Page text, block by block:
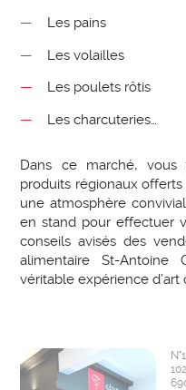
Les pains
Les volailles
Les poulets rôtis
Les charcuteries…
Dans ce marché, vous
produits régionaux
une atmosphère
en stand pour effectuer
conseils avisés des
alimentaire St-Antoine
véritable expérience d’art